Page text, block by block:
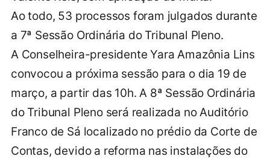
Ao todo, 53 processos foram julgados durante
a 7ª Sessão Ordinária do Tribunal Pleno.
A Conselheira-presidente Yara Amazônia Lins
convocou a próxima sessão para o dia 19 de
março, a partir das 10h. A 8ª Sessão Ordinária
do Tribunal Pleno será realizada no Auditório
Franco de Sá localizado no prédio da Corte de
Contas, devido a reforma nas instalações do